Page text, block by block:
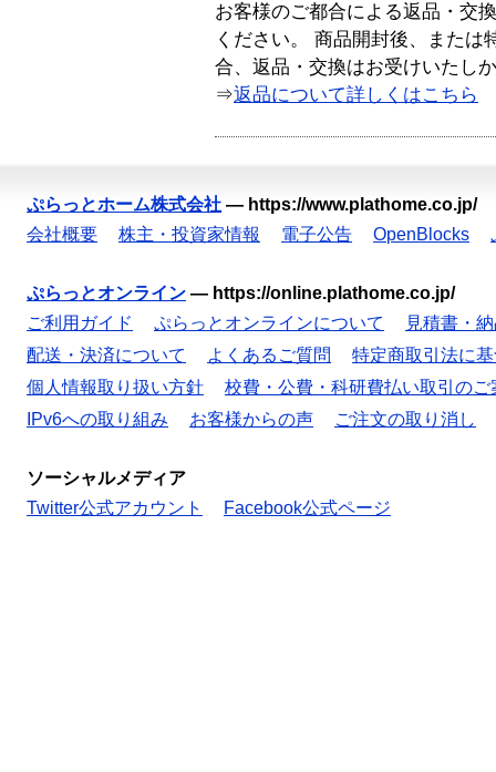
お客様のご都合による返品・交
ください。 商品開封後、または
合、返品・交換はお受けいたし
⇒返品について詳しくはこちら
ぷらっとホーム株式会社 — https://www.plathome.co.jp/
会社概要
株主・投資家情報 電子公告 OpenBlocks
ぷらっとオンライン — https://online.plathome.co.jp/
ご利用ガイド
ぷらっとオンラインについて
見積書・
配送・決済について
よくあるご質問
特定商取引法に
個人情報取り扱い方針
校費・公費・科研費払い取引のご
IPv6への取り組み
お客様からの声 ご注文の取り消し
ソーシャルメディア
Twitter公式アカウント
Facebook公式ページ